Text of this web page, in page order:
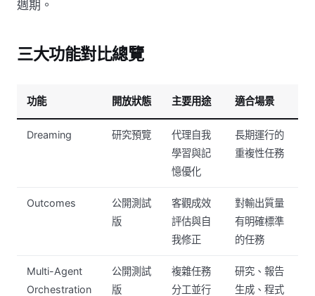
週期。
三大功能對比總覽
功能 開放狀態 主要用途 適合場景
Dreaming 研究預覽
代理自我
學習與記
憶優化
長期運行的
重複性任務
Outcomes
公開測試
版
客觀成效
評估與自
我修正
對輸出質量
有明確標準
的任務
Multi-Agent
Orchestration
公開測試
版
複雜任務
分工並行
研究、報告
生成、程式